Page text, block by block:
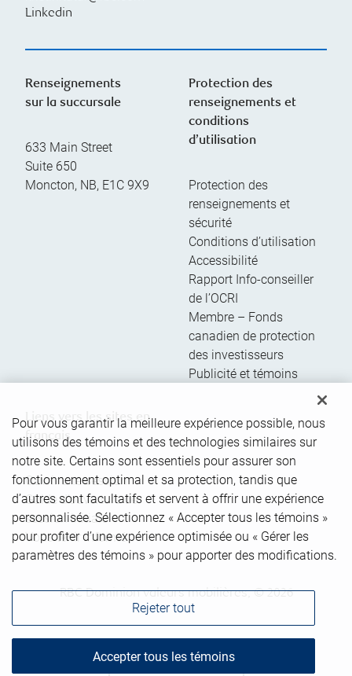
Linkedin
Renseignements
sur la succursale
633 Main Street
Suite 650
Moncton, NB, E1C 9X9
Protection des
renseignements et
conditions
d’utilisation
Protection des
renseignements et
sécurité
Conditions d’utilisation
Accessibilité
Rapport Info-conseiller
de l’OCRI
Membre – Fonds
canadien de protection
des investisseurs
Publicité et témoins
Liens vers les sites en
français
Ouvrir une session
Guide d’ouverture de
session initiale
Vous tenir informé
RBC Dominion valeurs mobilières, © 2026
Haut de la page
Pour vous garantir la meilleure expérience possible, nous
utilisons des témoins et des technologies similaires sur
notre site. Certains sont essentiels pour assurer son
fonctionnement optimal et sa protection, tandis que
d’autres sont facultatifs et servent à offrir une expérience
personnalisée. Sélectionnez « Accepter tous les témoins »
pour profiter d’une expérience optimisée ou « Gérer les
paramètres des témoins » pour apporter des modifications.
Rejeter tout
Accepter tous les témoins